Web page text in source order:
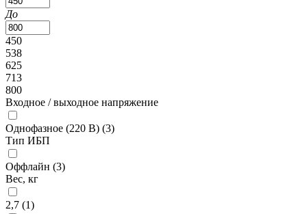
До
450
538
625
713
800
Входное / выходное напряжение
Однофазное (220 В) (3)
Тип ИБП
Оффлайн (3)
Вес, кг
2,7 (1)